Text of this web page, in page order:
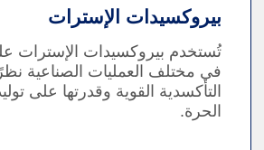
بيروكسيدات الإسترات
تُستخدم بيروكسيدات الإسترات
في مختلف العمليات الصناعية
التأكسدية القوية وقدرتها على
الحرة.